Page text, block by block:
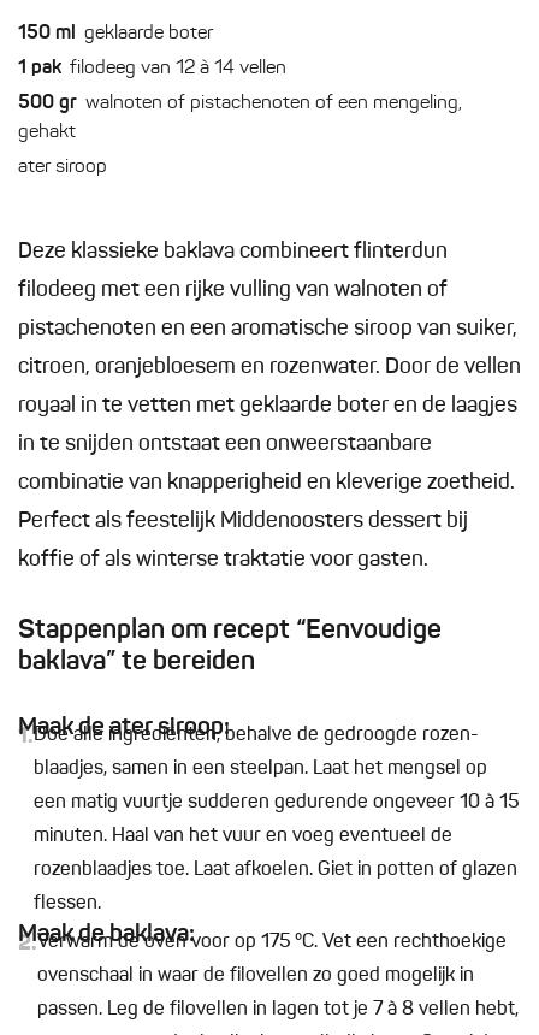
150 ml geklaarde boter
1 pak filodeeg van 12 à 14 vellen
500 gr walnoten of pistachenoten of een mengeling,
gehakt
ater siroop
Deze klassieke baklava combineert flinterdun
filodeeg met een rijke vulling van walnoten of
pistachenoten en een aromatische siroop van suiker,
citroen, oranjebloesem en rozenwater. Door de vellen
royaal in te vetten met geklaarde boter en de laagjes
in te snijden ontstaat een onweerstaanbare
combinatie van knapperigheid en kleverige zoetheid.
Perfect als feestelijk Middenoosters dessert bij
koffie of als winterse traktatie voor gasten.
Stappenplan om recept “Eenvoudige
baklava” te bereiden
Maak de ater siroop:
1.Doe alle ingrediënten, behalve de gedroogde rozen-
blaadjes, samen in een steelpan. Laat het mengsel op
een matig vuurtje sudderen gedurende ongeveer 10 à 15
minuten. Haal van het vuur en voeg eventueel de
rozenblaadjes toe. Laat afkoelen. Giet in potten of glazen
flessen.
Maak de baklava:
2.Verwarm de oven voor op 175 °C. Vet een rechthoekige
ovenschaal in waar de filovellen zo goed mogelijk in
passen. Leg de filovellen in lagen tot je 7 à 8 vellen hebt,